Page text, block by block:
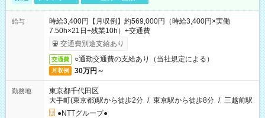
給与
時給3,400円【月収例】約569,000円（時給3,400円×実働
7.50h×21日+残業10h）+交通費
交通費別途支給あり
交通費 ○通勤交通費の支給あり（当社規定による）
月収例 30万円～
勤務地
東京都千代田区
大手町(東京都)駅から徒歩2分 / 東京駅から徒歩8分 / 三越前駅
●NTTグループ●